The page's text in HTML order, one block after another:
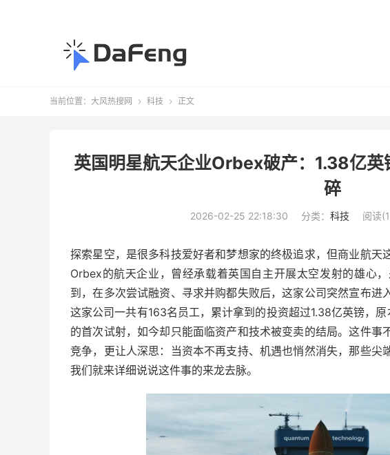
当前位置： 大风热搜网  科技  正文
英国明星航天企业Orbex破产：1.38亿
碎
2026-02-25 22:18:30 分类： 科技 阅读
探索星空，是很多科技爱好者和梦想家的终极追求，但商业航天
Orbex的航天企业，曾经承载着英国自主开展太空发射的雄心
到，在多次尝试融资、寻求并购都失败后，这家公司突然宣布进
这家公司一共有163名员工，累计拿到的投资超过1.38亿英镑，
的首次试射，如今却只能面临资产和技术被变卖的结局。这件事
竞争，更让人深思：当资本不再支持、机遇也悄然消失，那些尖
我们就来详细说说这件事的来龙去脉。